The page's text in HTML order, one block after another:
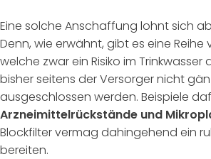
Eine solche Anschaffung lohnt sich
Denn, wie erwähnt, gibt es eine
welche zwar ein Risiko im Trinkwasser
bisher seitens der Versorger nicht
ausgeschlossen werden. Beispiele
Arzneimittelrückstände und
Blockfilter vermag dahingehend ein
bereiten.